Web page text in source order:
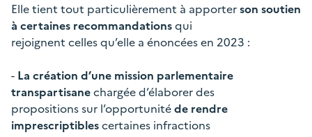
Elle tient tout particulièrement à apporterson soutien
à certaines recommandationsqui
rejoignent celles qu’elle a énoncées en 2023 :
- La création d’une mission parlementaire
transpartisanechargée d’élaborer des
propositions sur l’opportunitéde rendre
imprescriptiblescertaines infractions